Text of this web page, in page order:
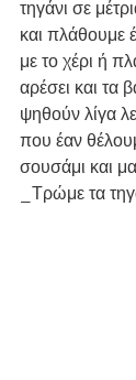
τηγάνι σε
και πλάθουμε
με το χέρι ή
αρέσει και τα
ψηθούν λίγα
που έαν
σουσάμι και
_Τρώμε τα